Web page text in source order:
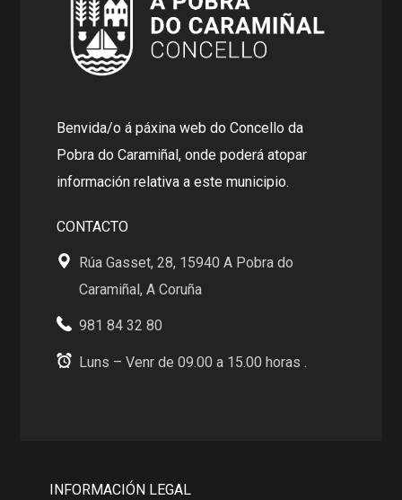
Benvida/o á páxina web do Concello da
Pobra do Caramiñal, onde poderá atopar
información relativa a este municipio.
CONTACTO
Rúa Gasset, 28, 15940 A Pobra do
Caramiñal, A Coruña
981 84 32 80
Luns – Venr de 09.00 a 15.00 horas .
INFORMACIÓN LEGAL